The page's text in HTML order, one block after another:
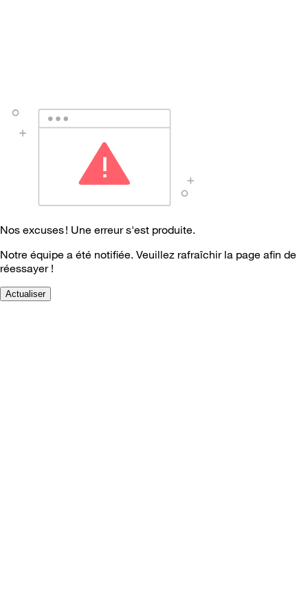
Nos excuses ! Une erreur s'est produite.
Notre équipe a été notifiée. Veuillez rafraîchir la page afin de
réessayer !
Actualiser